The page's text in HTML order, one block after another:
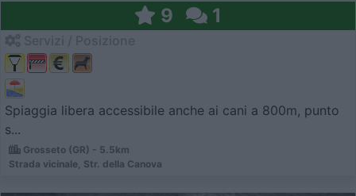
9 1
Spiaggia libera accessibile anche ai cani a 800m, punto
s...
Grosseto (GR) - 5.5km
Strada vicinale, Str. della Canova